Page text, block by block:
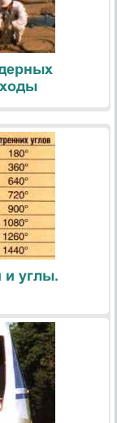
и углы.